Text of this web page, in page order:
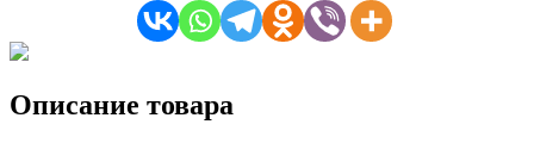
Описание товара